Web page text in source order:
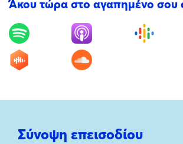
Άκου τώρα στο αγαπημένο σου
Σύνοψη επεισοδίου